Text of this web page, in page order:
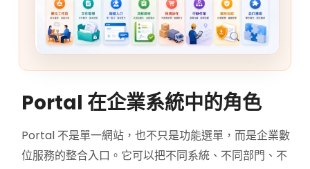
Portal 在企業系統中的角色
Portal 不是單一網站，也不只是功能選單，而是企業數
位服務的整合入口。它可以把不同系統、不同部門、不